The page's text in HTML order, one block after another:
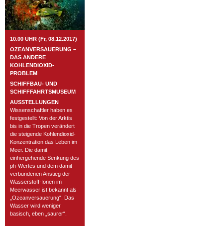
10.00 UHR (Fr, 08.12.2017)
OZEANVERSAUERUNG –
DAS ANDERE
KOHLENDIOXID-
PROBLEM
SCHIFFBAU- UND
SCHIFFFAHRTSMUSEUM
AUSSTELLUNGEN
Wissenschaftler haben es
festgestellt: Von der Arktis
bis in die Tropen verändert
die steigende Kohlendioxid-
Konzentration das Leben im
Meer. Die damit
einhergehende Senkung des
ph-Wertes und dem damit
verbundenen Anstieg der
Wasserstoff-Ionen im
Meerwasser ist bekannt als
„Ozeanversauerung“. Das
Wasser wird weniger
basisch, eben „saurer“.